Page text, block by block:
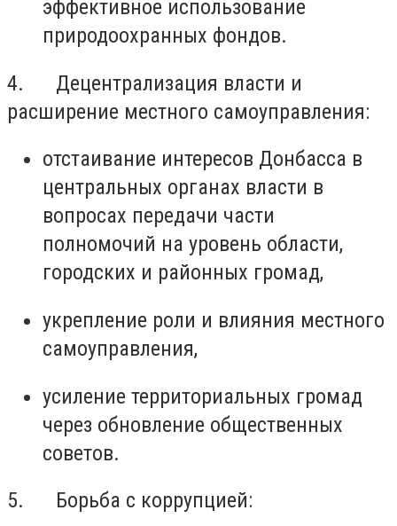
эффективное использование
природоохранных фондов.
4. Децентрализация власти и
расширение местного самоуправления:
отстаивание интересов Донбасса в
центральных органах власти в
вопросах передачи части
полномочий на уровень области,
городских и районных громад,
укрепление роли и влияния местного
самоуправления,
усиление территориальных громад
через обновление общественных
советов.
5. Борьба с коррупцией: